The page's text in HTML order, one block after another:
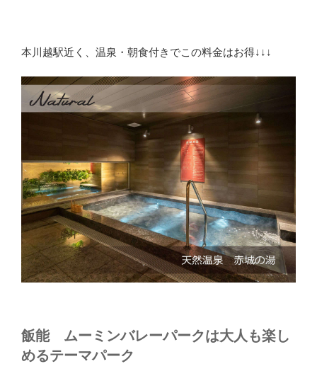
本川越駅近く、温泉・朝食付きでこの料金はお得↓↓↓
飯能 ムーミンバレーパークは大人も楽し
めるテーマパーク